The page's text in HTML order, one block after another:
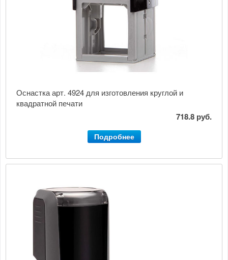
Оснастка арт. 4924 для изготовления круглой и
квадратной печати
718.8 руб.
Подробнее